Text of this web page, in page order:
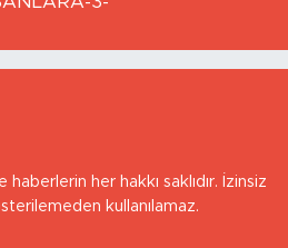
3-
her hakkı saklıdır. İzinsiz